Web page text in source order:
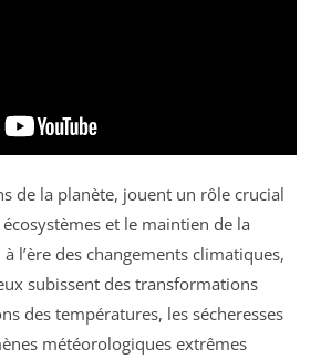
de la planète, jouent un rôle crucial
et le maintien de la
l’ère des changements climatiques,
subissent des transformations
des températures, les sécheresses
météorologiques extrêmes